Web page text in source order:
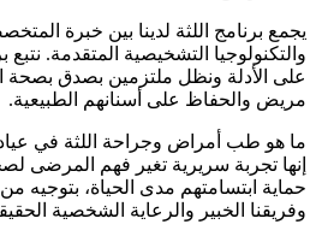
يجمع برنامج اللثة لدينا بين خبرة
والتكنولوجيا التشخيصية المتقدمة. نتبع
على الأدلة ونظل ملتزمين بصدق بصحة
مريض والحفاظ على أسنانهم الطبيعية.
ما هو طب أمراض وجراحة اللثة في
حماية ابتسامتهم مدى الحياة، بتوجيه من
وفريقنا الخبير والرعاية الشخصية